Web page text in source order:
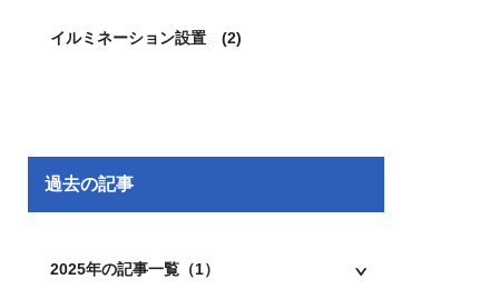
イルミネーション設置 (2)
過去の記事
2025年の記事一覧（1）